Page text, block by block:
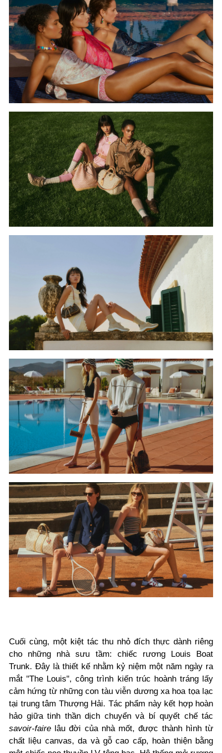
Cuối cùng, một kiệt tác thu nhỏ đích thực dành riêng
cho những nhà sưu tầm: chiếc rương Louis Boat
Trunk. Đây là thiết kế nhằm kỷ niệm một năm ngày ra
mắt "The Louis", công trình kiến trúc hoành tráng lấy
cảm hứng từ những con tàu viễn dương xa hoa tọa lạc
tại trung tâm Thượng Hải. Tác phẩm này kết hợp hoàn
hảo giữa tinh thần dịch chuyển và bí quyết chế tác
savoir-faire lâu đời của nhà mốt, được thành hình từ
chất liệu canvas, da và gỗ cao cấp, hoàn thiện bằng